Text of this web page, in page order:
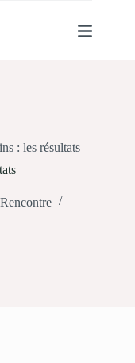
: les résultats
Rencontre